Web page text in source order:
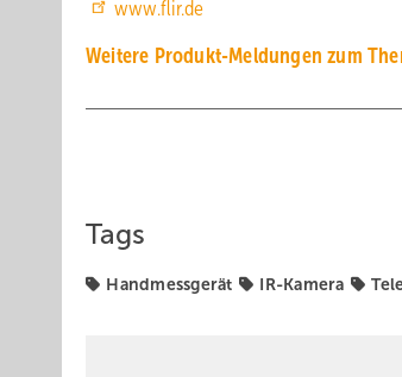
www.flir.de
Weitere Produkt-Meldungen zum
Tags
Handmessgerät IR-Kamera